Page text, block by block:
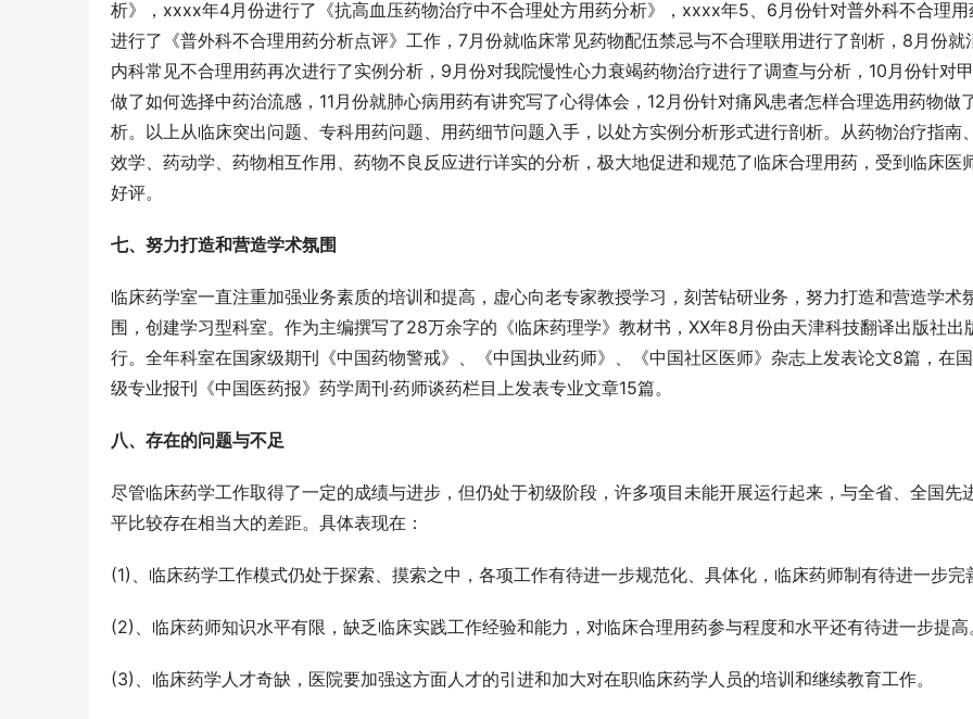
析》，xxxx年4月份进行了《抗高血压药物治疗中不合理处方用药分析》，xxxx年5、6月份针对普外科不合理用
进行了《普外科不合理用药分析点评》工作，7月份就临床常见药物配伍禁忌与不合理联用进行了剖析，8月份就
内科常见不合理用药再次进行了实例分析，9月份对我院慢性心力衰竭药物治疗进行了调查与分析，10月份针对
做了如何选择中药治流感，11月份就肺心病用药有讲究写了心得体会，12月份针对痛风患者怎样合理选用药物做
析。以上从临床突出问题、专科用药问题、用药细节问题入手，以处方实例分析形式进行剖析。从药物治疗指南
效学、药动学、药物相互作用、药物不良反应进行详实的分析，极大地促进和规范了临床合理用药，受到临床医
好评。
七、努力打造和营造学术氛围
临床药学室一直注重加强业务素质的培训和提高，虚心向老专家教授学习，刻苦钻研业务，努力打造和营造学术
围，创建学习型科室。作为主编撰写了28万余字的《临床药理学》教材书，XX年8月份由天津科技翻译出版社出
行。全年科室在国家级期刊《中国药物警戒》、《中国执业药师》、《中国社区医师》杂志上发表论文8篇，在
级专业报刊《中国医药报》药学周刊·药师谈药栏目上发表专业文章15篇。
八、存在的问题与不足
尽管临床药学工作取得了一定的成绩与进步，但仍处于初级阶段，许多项目未能开展运行起来，与全省、全国先
平比较存在相当大的差距。具体表现在：
(1)、临床药学工作模式仍处于探索、摸索之中，各项工作有待进一步规范化、具体化，临床药师制有待进一步完
(2)、临床药师知识水平有限，缺乏临床实践工作经验和能力，对临床合理用药参与程度和水平还有待进一步提高
(3)、临床药学人才奇缺，医院要加强这方面人才的引进和加大对在职临床药学人员的培训和继续教育工作。